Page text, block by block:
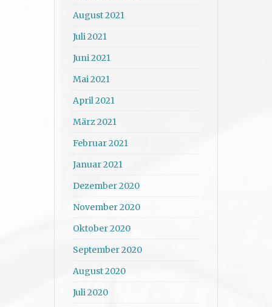
August 2021
Juli 2021
Juni 2021
Mai 2021
April 2021
März 2021
Februar 2021
Januar 2021
Dezember 2020
November 2020
Oktober 2020
September 2020
August 2020
Juli 2020